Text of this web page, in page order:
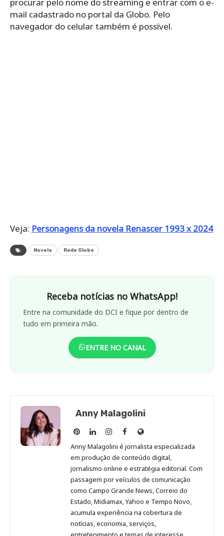
mail cadastrado no portal da Globo. Pelo
navegador do celular também é possível.
Veja: Personagens da novela Renascer 1993 x 2024
Novela Rede Globo
Receba notícias no WhatsApp!
Entre na comunidade do DCI e fique por dentro de
tudo em primeira mão.
ENTRE NO CANAL
Anny Malagolini
Anny
Malagolini
no
Pinterest
Anny
Malagolini
no
LinkedIn
Anny
Malagolini
no
Instagram
Anny
Malagolini
no
Facebook
Site
de
Anny
Malagolini
Anny Malagolini é jornalista especializada
em produção de conteúdo digital,
jornalismo online e estratégia editorial. Com
passagem por veículos de comunicação
como Campo Grande News, Correio do
Estado, Midiamax, Yahoo e Tempo Novo,
acumula experiência na cobertura de
notícias, economia, serviços,